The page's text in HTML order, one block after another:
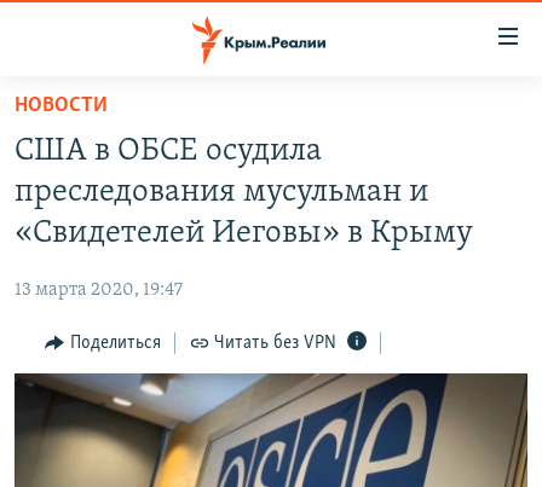
Вернуться
основному
содержанию
Вернутся
главной
навигации
Вернутся
поиску
ГРУЗ 200
11 ЛЕТ ОККУПАЦИИ КРЫМА. 11 ИСТОРИЙ СОПРОТИВЛЕНИЯ
ВОДА
ЕЩЕ
ИНТЕРАКТИВ
ИНФОГРАФИКА
ТЕЛЕПРОЕКТ КРЫМ.РЕАЛИИ
СОВЕТЫ ПРАВОЗАЩИТНИКОВ
РАДІО СВОБОДА
КАК ОБОЙТИ БЛОКИРОВКУ
Українською
НОВОСТИ
США в ОБСЕ осудила
преследования мусульман и
«Свидетелей Иеговы» в Крыму
13 марта 2020, 19:47
Поделиться Читать без VPN